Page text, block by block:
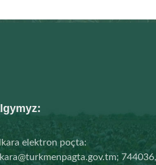
elektron poçta:
744036,
Arçabil köçesiniň 92-nji jaýy
12) 44-78-26; Faks: 44-78-68